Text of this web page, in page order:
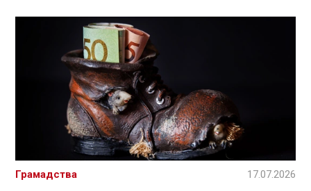
Грамадства 17.07.2026